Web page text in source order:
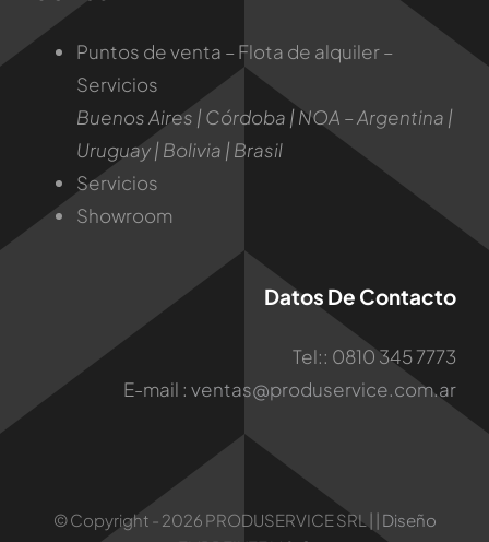
Puntos de venta – Flota de alquiler –
Servicios
Buenos Aires | Córdoba | NOA – Argentina |
Uruguay | Bolivia | Brasil
Servicios
Showroom
Datos De Contacto
Tel:: 0810 345 7773
E-mail :ventas@produservice.com.ar
© Copyright - 2026 PRODUSERVICE SRL | | Diseño